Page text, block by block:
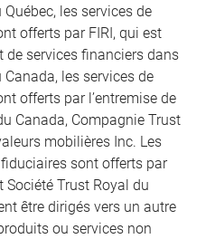
les services de
offerts par FIRI, qui est
de services financiers dans
les services de
offerts par l’entremise de
Canada, Compagnie Trust
mobilières Inc. Les
sont offerts par
Société Trust Royal du
être dirigés vers un autre
ou services non